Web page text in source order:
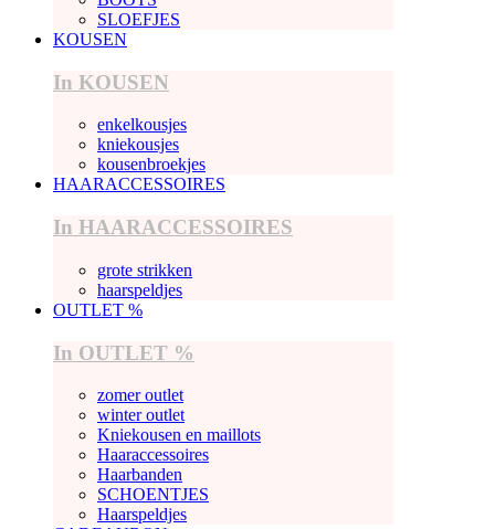
SLOEFJES
KOUSEN
In KOUSEN
enkelkousjes
kniekousjes
kousenbroekjes
HAARACCESSOIRES
In HAARACCESSOIRES
grote strikken
haarspeldjes
OUTLET %
In OUTLET %
zomer outlet
winter outlet
Kniekousen en maillots
Haaraccessoires
Haarbanden
SCHOENTJES
Haarspeldjes